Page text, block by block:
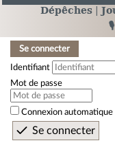
Dépêches
Se connecter
Identifiant
Mot de passe
Connexion automatique